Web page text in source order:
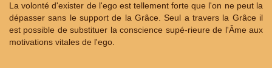
La volonté d'exister de l'ego est tellement forte que l'on ne peut la
dépasser sans le support de la Grâce. Seul a travers la Grâce il
est possible de substituer la conscience supé-rieure de l'Âme aux
motivations vitales de l'ego.